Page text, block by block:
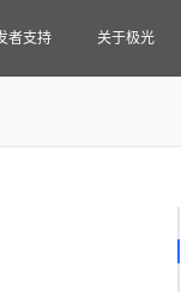
者支持 关于极光